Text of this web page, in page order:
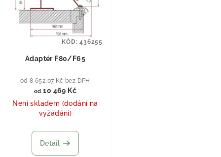
Adaptér F80/F65
od 8 652,07 Kč bez DPH
od 10 469 Kč
Není skladem (dodání na
vyžádání)
Detail
KÓD:436255